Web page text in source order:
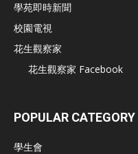
學苑即時新聞
校園電視
花生觀察家
花生觀察家 Facebook
POPULAR CATEGORY
學生會